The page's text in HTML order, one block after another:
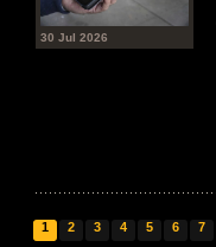
30 Jul 2026
1 2 3 4 5 6 7